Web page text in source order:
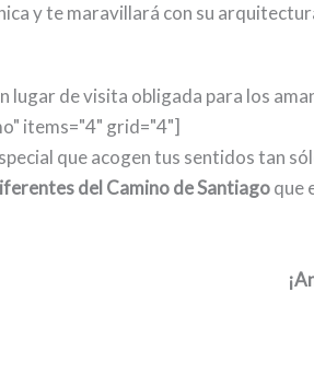
y te maravillará con su
lugar de visita obligada para los
items="4" grid="4"]
que acogen tus sentidos tan
del Camino de Santiagoque